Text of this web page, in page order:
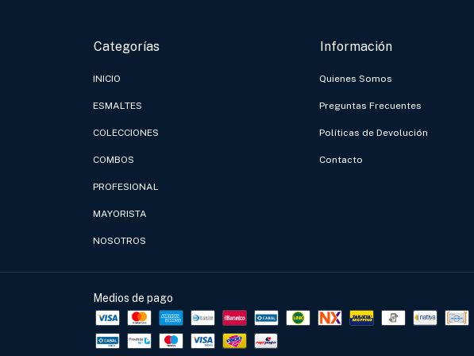
Categorías
INICIO
ESMALTES
COLECCIONES
COMBOS
PROFESIONAL
MAYORISTA
NOSOTROS
Información
Quienes Somos
Preguntas Frecuentes
Políticas de Devolución
Contacto
Medios de pago